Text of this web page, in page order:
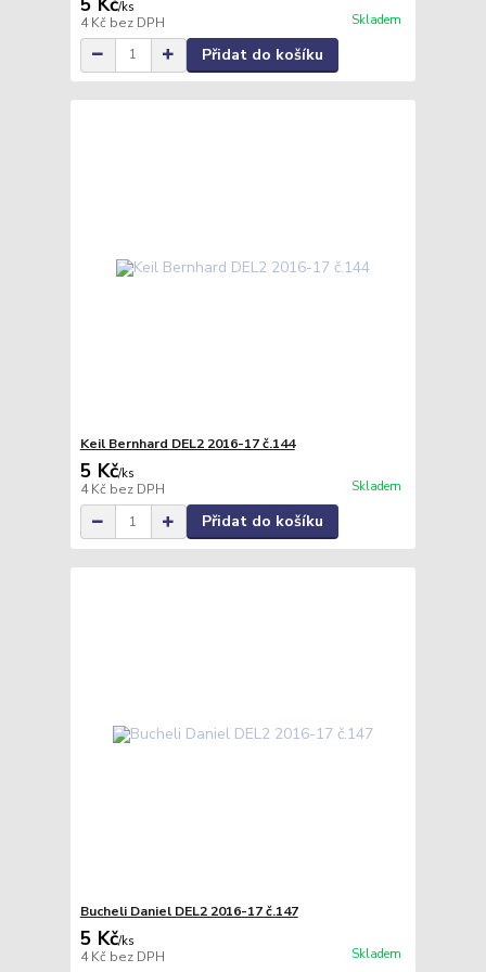
/ks
4 Kč bez DPH Skladem
Přidat do košíku
Keil Bernhard DEL2 2016-17 č.144
5 Kč/ks
4 Kč bez DPH Skladem
Přidat do košíku
Bucheli Daniel DEL2 2016-17 č.147
5 Kč/ks
4 Kč bez DPH Skladem